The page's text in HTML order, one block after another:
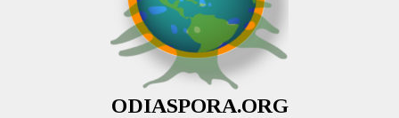
ODIASPORA.ORG